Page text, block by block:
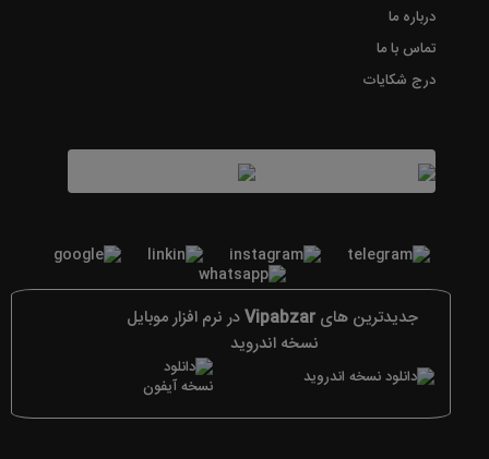
درباره ما
تماس با ما
درج شکایات
جدیدترین هایVipabzarدر نرم افزار موبایل
نسخه اندروید